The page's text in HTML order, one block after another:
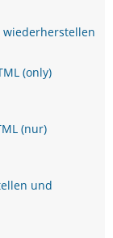
wiederherstellen
(only)
(nur)
und